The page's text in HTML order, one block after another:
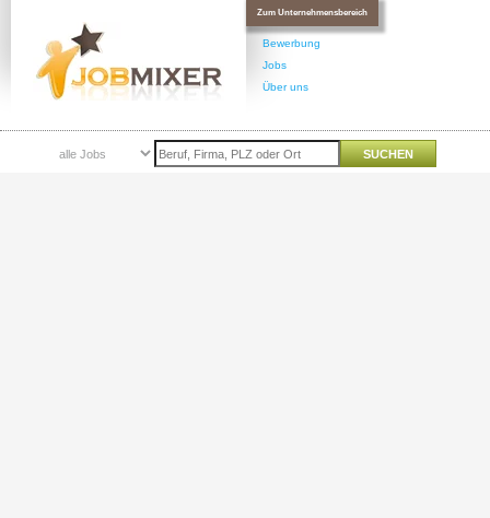
Zum Unternehmensbereich
Bewerbung
Jobs
Über uns